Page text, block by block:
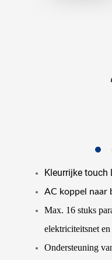
Kleurrijke touch
AC koppel naar
Max. 16 stuks
elektriciteitsnet
Ondersteuning